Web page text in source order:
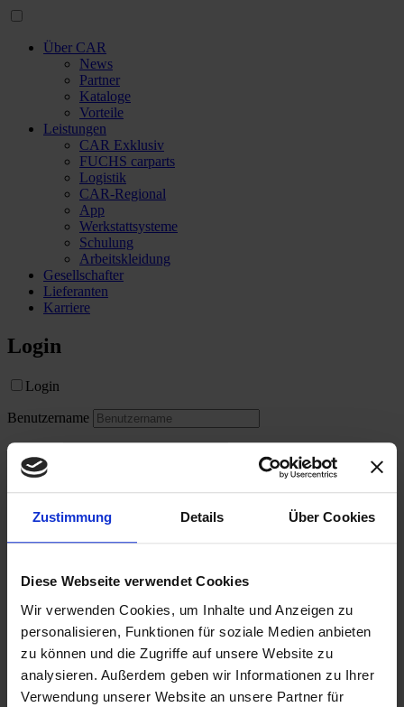
Zustimmung Details Über Cookies
Diese Webseite verwendet Cookies
Wir verwenden Cookies, um Inhalte und Anzeigen zu
personalisieren, Funktionen für soziale Medien anbieten
zu können und die Zugriffe auf unsere Website zu
analysieren. Außerdem geben wir Informationen zu Ihrer
Verwendung unserer Website an unsere Partner für
Über CAR
News
Partner
Kataloge
Vorteile
Leistungen
CAR Exklusiv
FUCHS carparts
Logistik
CAR-Regional
App
Werkstattsysteme
Schulung
Arbeitskleidung
Gesellschafter
Lieferanten
Karriere
Login
Login
Benutzername
Passwort
CAR Centraler Autoersatzteile Ring